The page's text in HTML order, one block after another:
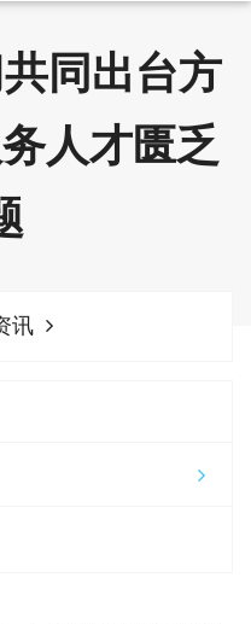
同出台方
人才匮乏
讯